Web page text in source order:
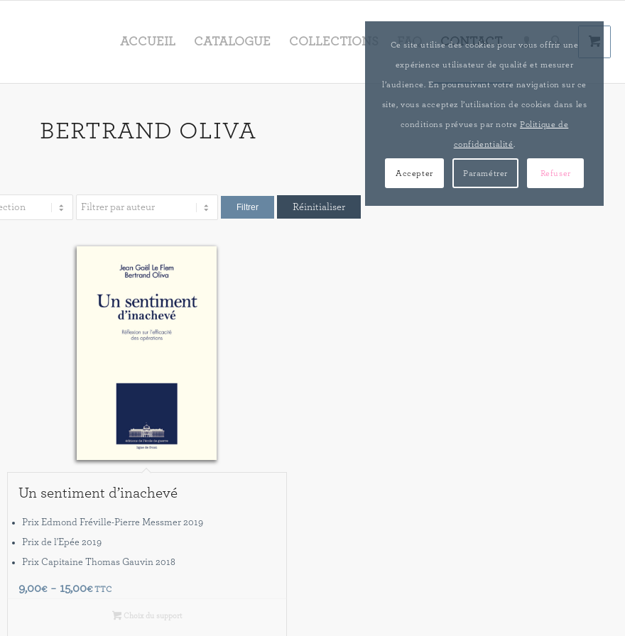
ACCUEIL CATALOGUE COLLECTIONS FAQ CONTACT
BERTRAND OLIVA
Réinitialiser
Un sentiment d’inachevé
Prix Edmond Fréville-Pierre Messmer 2019
Prix de l'Epée 2019
Prix Capitaine Thomas Gauvin 2018
9,00€ – 15,00€Plage
TTC
Choix du support
Ce site utilise des cookies pour vous offrir une
expérience utilisateur de qualité et mesurer
l’audience. En poursuivant votre navigation sur ce
site, vous acceptez l’utilisation de cookies dans les
conditions prévues par notrePolitique de
confidentialité
Accepter Paramétrer Refuser